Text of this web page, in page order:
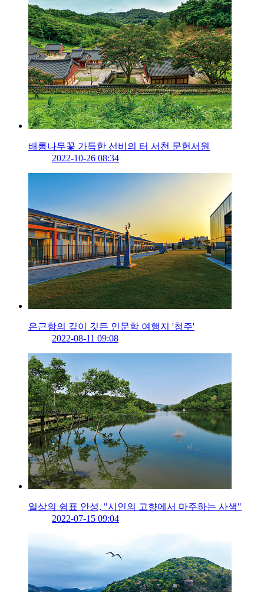
배롱나무꽃 가득한 선비의 터 서천 문헌서원
2022-10-26 08:34
은근함의 깊이 깃든 인문학 여행지 '청주'
2022-08-11 09:08
일상의 쉼표 안성, "시인의 고향에서 마주하는 사색"
2022-07-15 09:04